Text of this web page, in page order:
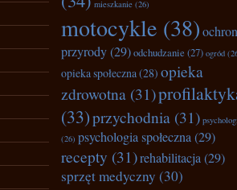
mieszkanie (26)
motocykle (38)
przyrody(29)odchudzanie (27) ogród
opieka społeczna(28) opieka
zdrowotna (31)
(33)przychodnia (31)
(26) psychologia społeczna(29)
recepty (31)rehabilitacja(29)
sprzęt medyczny (30)